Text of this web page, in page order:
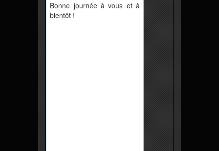
Bonne journée à vous et à
bientôt !